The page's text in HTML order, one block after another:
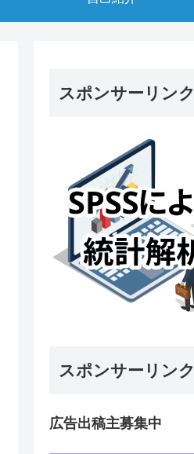
スポンサーリンク
スポンサーリンク
広告出稿主募集中